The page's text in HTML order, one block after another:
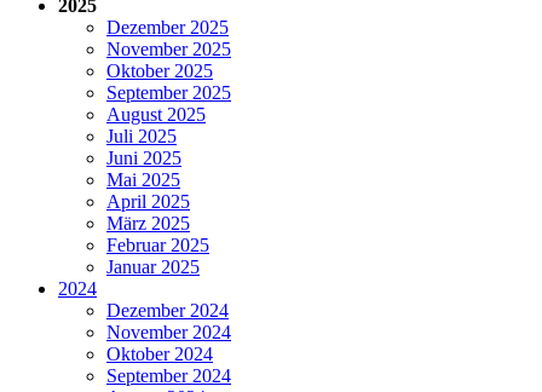
2025
Dezember 2025
November 2025
Oktober 2025
September 2025
August 2025
Juli 2025
Juni 2025
Mai 2025
April 2025
März 2025
Februar 2025
Januar 2025
2024
Dezember 2024
November 2024
Oktober 2024
September 2024